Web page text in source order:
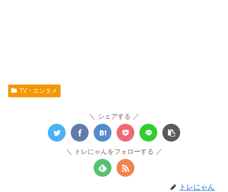
TV・エンタメ
シェアする
トレにゃんをフォローする
トレにゃん